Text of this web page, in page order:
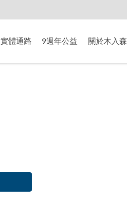
實體通路 9週年公益 關於木入森